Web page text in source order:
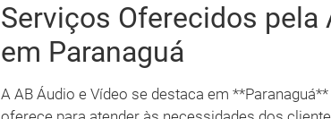
Serviços Oferecidos pela
em Paranaguá
A AB Áudio e Vídeo se destaca em